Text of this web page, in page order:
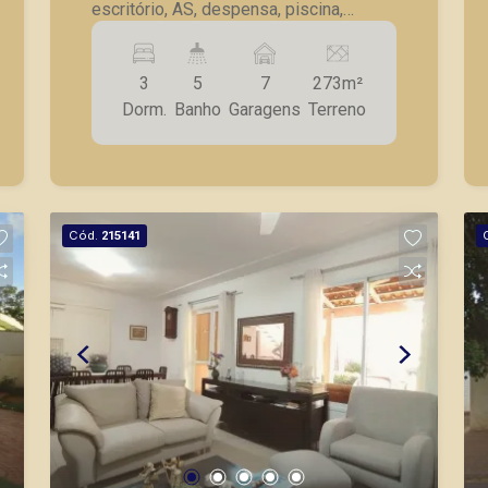
escritório, AS, despensa, piscina,
vestiário, hidro aquecida, deck c/
iluminação de led, jardim, área gourmet
c/ churrasqueira, 7 vagas de garagem.
3
Dorm.
5
Banho
7
Garagens
273m²
Terreno
Cód. 215141